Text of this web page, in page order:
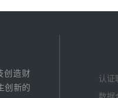
创造财
创新的
认证